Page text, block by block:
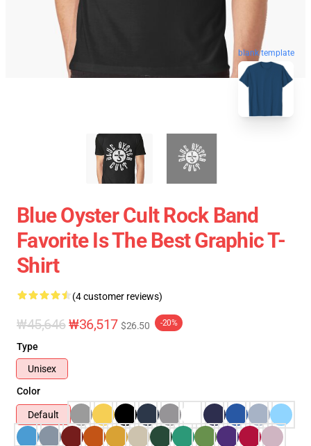
blank template
Blue Oyster Cult Rock Band
Favorite Is The Best Graphic T-
Shirt
(4 customer reviews)
₩45,646₩36,517 $26.50 -20%
Type
Unisex
Color
Default